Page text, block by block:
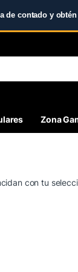
de contado y
Zona
con tu